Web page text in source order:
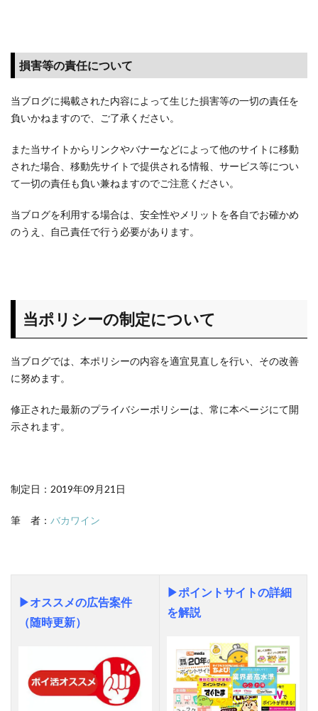
損害等の責任について
当ブログに掲載された内容によって生じた損害等の一切の責任を
負いかねますので、ご了承ください。
また当サイトからリンクやバナーなどによって他のサイトに移動
された場合、移動先サイトで提供される情報、サービス等につい
て一切の責任も負い兼ねますのでご注意ください。
当ブログを利用する場合は、安全性やメリットを各自でお確かめ
のうえ、自己責任で行う必要があります。
当ポリシーの制定について
当ブログでは、本ポリシーの内容を適宜見直しを行い、その改善
に努めます。
修正された最新のプライバシーポリシーは、常に本ページにて開
示されます。
制定日：2019年09月21日
筆 者： バカワイン
▶オススメの広告案件
（随時更新）
▶ポイントサイトの詳細
を解説